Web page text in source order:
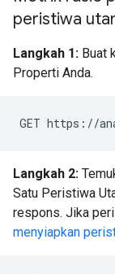
peristiwa
Langkah 1: Buat
Properti Anda.
Langkah 2:
Satu Peristiwa
respons. Jika
menyiapkan